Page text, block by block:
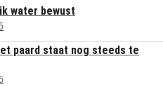
water bewust
paard staat nog steeds te